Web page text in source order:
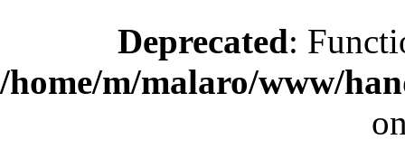
Deprecated:
/home/m/malaro/www/